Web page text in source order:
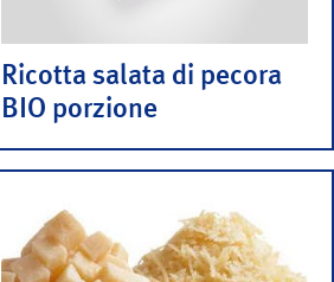
Ricotta salata di pecora
BIO porzione